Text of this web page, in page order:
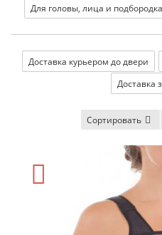
Для головы, лица и подбородка
Доставка курьером до двери
Доставка
Сортировать